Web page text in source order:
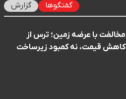
گفتگوها گزارش
مخالفت با عرضه زمین؛ ترس از
کاهش قیمت، نه کمبود زیرساخت